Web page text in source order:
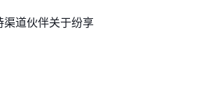
渠道伙伴关于纷享